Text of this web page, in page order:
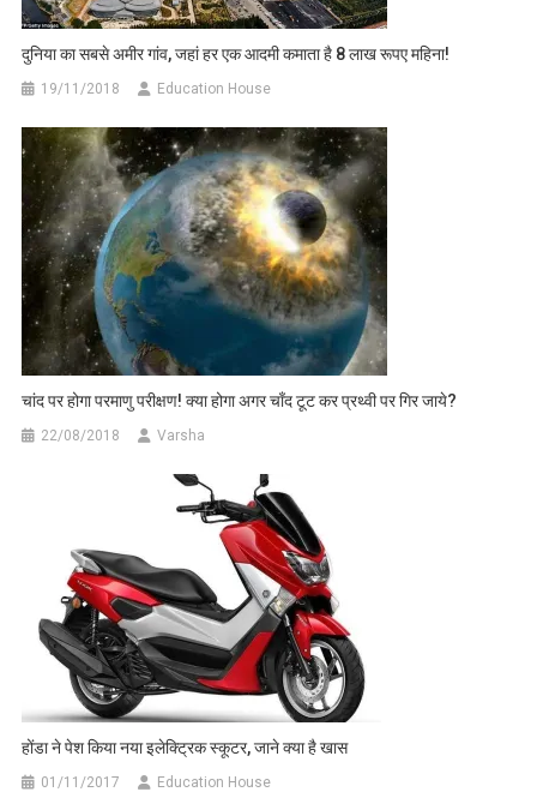
दुनिया का सबसे अमीर गांव, जहां हर एक आदमी कमाता है 8 लाख रूपए महिना!
19/11/2018 Education House
चांद पर होगा परमाणु परीक्षण! क्या होगा अगर चाँद टूट कर प्रथ्वी पर गिर जाये?
22/08/2018 Varsha
होंडा ने पेश किया नया इलेक्ट्रिक स्कूटर, जाने क्या है खास
01/11/2017 Education House